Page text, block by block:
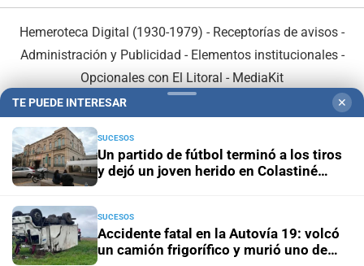
Hemeroteca Digital (1930-1979) - Receptorías de avisos -
Administración y Publicidad - Elementos institucionales-
Opcionales con El Litoral - MediaKit
En Asociación con:
TE PUEDE INTERESAR ✕
SUCESOS
Un partido de fútbol terminó a los tiros
y dejó un joven herido en Colastiné
SUCESOS
Accidente fatal en la Autovía 19: volcó
un camión frigorífico y murió uno de